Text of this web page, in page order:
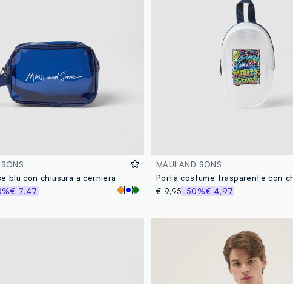
blu con chiusura a cerniera
€ 7,47
MAUI AND SONS
€ 9,95-50%€ 4,97